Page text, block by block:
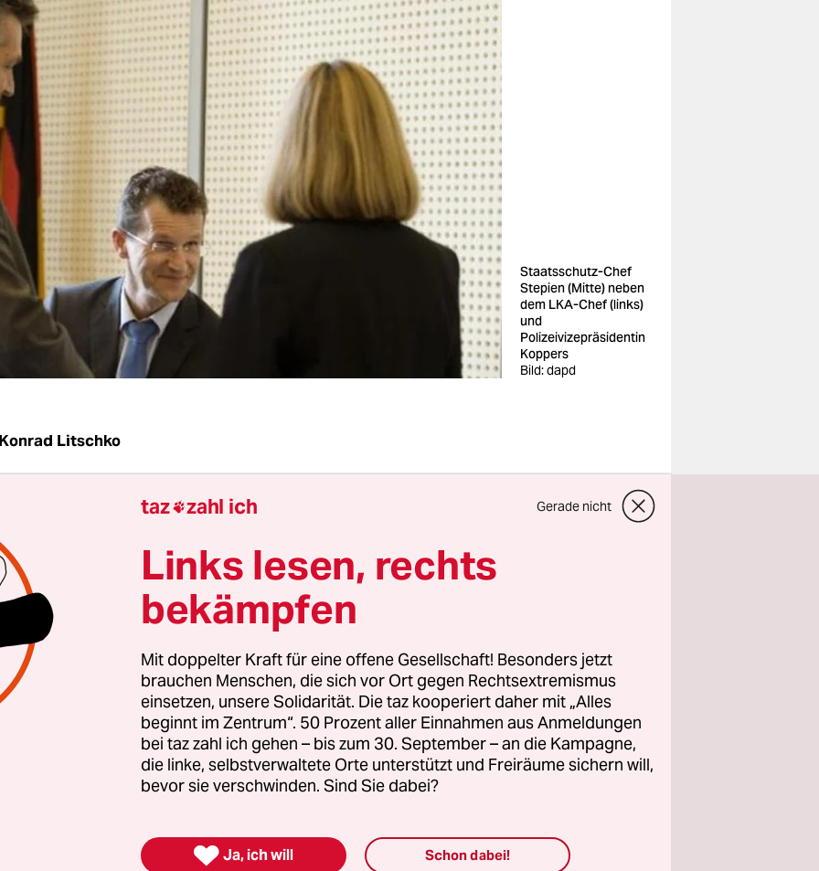
Staatsschutz-Chef
Stepien (Mitte) neben
dem LKA-Chef (links)
und
Polizeivizepräsidentin
Koppers
Bild: dapd
Konrad Litschko
Opposition verhaken sich bei der Aufklärung über den
und NSU-Beschuldigten Thomas S. Der SPD-
Tom Schreiber erstattete Strafanzeige gegen unbekannt
weil vertrauliche Informationen aus dem
drangen.
die Aufklärung der NSU-Morde, sagte Schreiber. Wer
weitergebe, habe daran offenbar kein Interesse. Der
Lux (Grüne) nannte die Anzeige „fragwürdig“.
lieber „in der Sache aufklären“ statt Abgeordnete zu
taz zahl ich Gerade nicht
Links lesen, rechts
bekämpfen
Mit doppelter Kraft für eine offene Gesellschaft! Besonders jetzt
brauchen Menschen, die sich vor Ort gegen Rechtsextremismus
einsetzen, unsere Solidarität. Die taz kooperiert daher mit „Alles
beginnt im Zentrum“. 50 Prozent aller Einnahmen aus Anmeldungen
bei taz zahl ich gehen – bis zum 30. September – an die Kampagne,
die linke, selbstverwaltete Orte unterstützt und Freiräume sichern will,
bevor sie verschwinden. Sind Sie dabei?
 Ja, ich will Schon dabei!